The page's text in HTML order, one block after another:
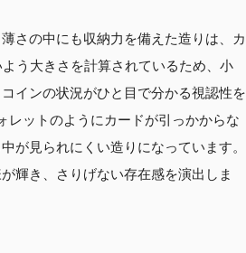
さの中にも収納力を備えた造りは、カ
う大きさを計算されているため、小
インの状況がひと目で分かる視認性を
レットのようにカードが引っかからな
が見られにくい造りになっています。
輝き、さりげない存在感を演出しま